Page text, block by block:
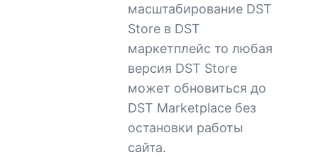
масштабирование DST
Store в DST
маркетплейс то любая
версия DST Store
может обновиться до
DST Marketplace без
остановки работы
сайта.